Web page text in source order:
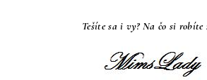
Tešíte sa i vy? Na čo si robíte